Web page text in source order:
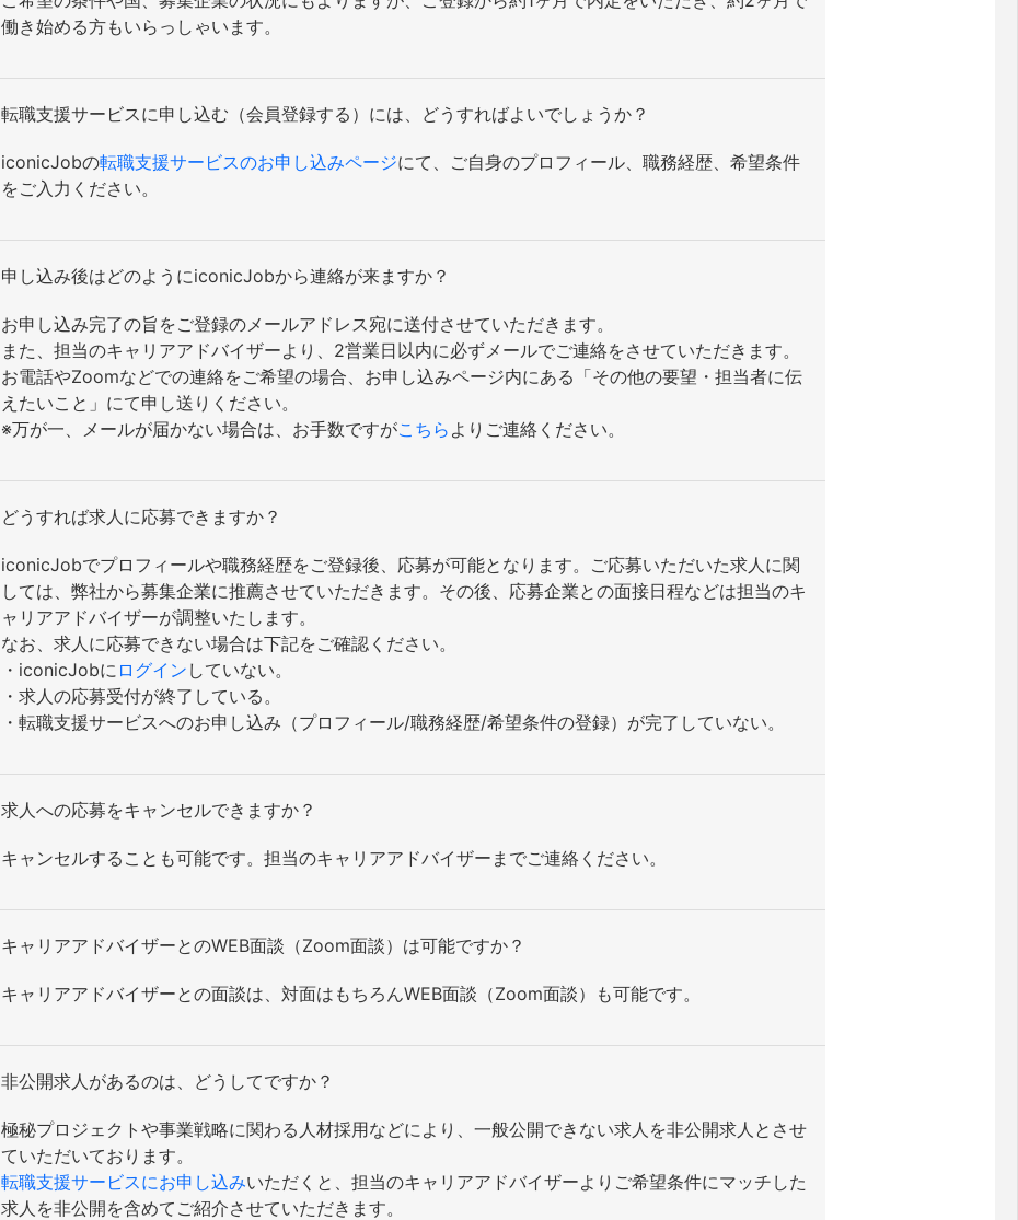
働き始める方もいらっしゃいます。
転職支援サービスに申し込む（会員登録する）には、どうすればよいでしょうか？
iconicJobの転職支援サービスのお申し込みページにて、ご自身のプロフィール、職務経歴、希望条件
をご入力ください。
申し込み後はどのようにiconicJobから連絡が来ますか？
お申し込み完了の旨をご登録のメールアドレス宛に送付させていただきます。
また、担当のキャリアアドバイザーより、2営業日以内に必ずメールでご連絡をさせていただきます。
お電話やZoomなどでの連絡をご希望の場合、お申し込みページ内にある「その他の要望・担当者に伝
えたいこと」にて申し送りください。
※万が一、メールが届かない場合は、お手数ですがこちら よりご連絡ください。
どうすれば求人に応募できますか？
iconicJobでプロフィールや職務経歴をご登録後、応募が可能となります。ご応募いただいた求人に関
しては、弊社から募集企業に推薦させていただきます。その後、応募企業との面接日程などは担当のキ
ャリアアドバイザーが調整いたします。
なお、求人に応募できない場合は下記をご確認ください。
・iconicJobに ログイン していない。
・求人の応募受付が終了している。
・転職支援サービスへのお申し込み（プロフィール/職務経歴/希望条件の登録）が完了していない。
求人への応募をキャンセルできますか？
キャンセルすることも可能です。担当のキャリアアドバイザーまでご連絡ください。
キャリアアドバイザーとのWEB面談（Zoom面談）は可能ですか？
キャリアアドバイザーとの面談は、対面はもちろんWEB面談（Zoom面談）も可能です。
非公開求人があるのは、どうしてですか？
極秘プロジェクトや事業戦略に関わる人材採用などにより、一般公開できない求人を非公開求人とさせ
ていただいております。
転職支援サービスにお申し込みいただくと、担当のキャリアアドバイザーよりご希望条件にマッチした
求人を非公開を含めてご紹介させていただきます。